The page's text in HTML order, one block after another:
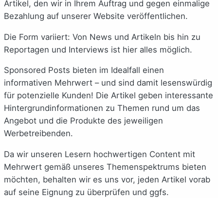
Artikel, den wir in Ihrem Auftrag und gegen einmalige
Bezahlung auf unserer Website veröffentlichen.
Die Form variiert: Von News und Artikeln bis hin zu
Reportagen und Interviews ist hier alles möglich.
Sponsored Posts bieten im Idealfall einen
informativen Mehrwert – und sind damit lesenswürdig
für potenzielle Kunden! Die Artikel geben interessante
Hintergrundinformationen zu Themen rund um das
Angebot und die Produkte des jeweiligen
Werbetreibenden.
Da wir unseren Lesern hochwertigen Content mit
Mehrwert gemäß unseres Themenspektrums bieten
möchten, behalten wir es uns vor, jeden Artikel vorab
auf seine Eignung zu überprüfen und ggfs.